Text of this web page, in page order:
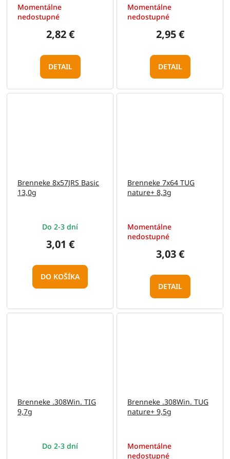
Momentálne
nedostupné
2,82 €
DETAIL
Momentálne
nedostupné
2,95 €
DETAIL
Brenneke 8x57JRS Basic
13,0g
Do 2-3 dní
3,01 €
DO KOŠÍKA
Brenneke 7x64 TUG
nature+ 8,3g
Momentálne
nedostupné
3,03 €
DETAIL
Brenneke .308Win. TIG
9,7g
Do 2-3 dní
Brenneke .308Win. TUG
nature+ 9,5g
Momentálne
nedostupné